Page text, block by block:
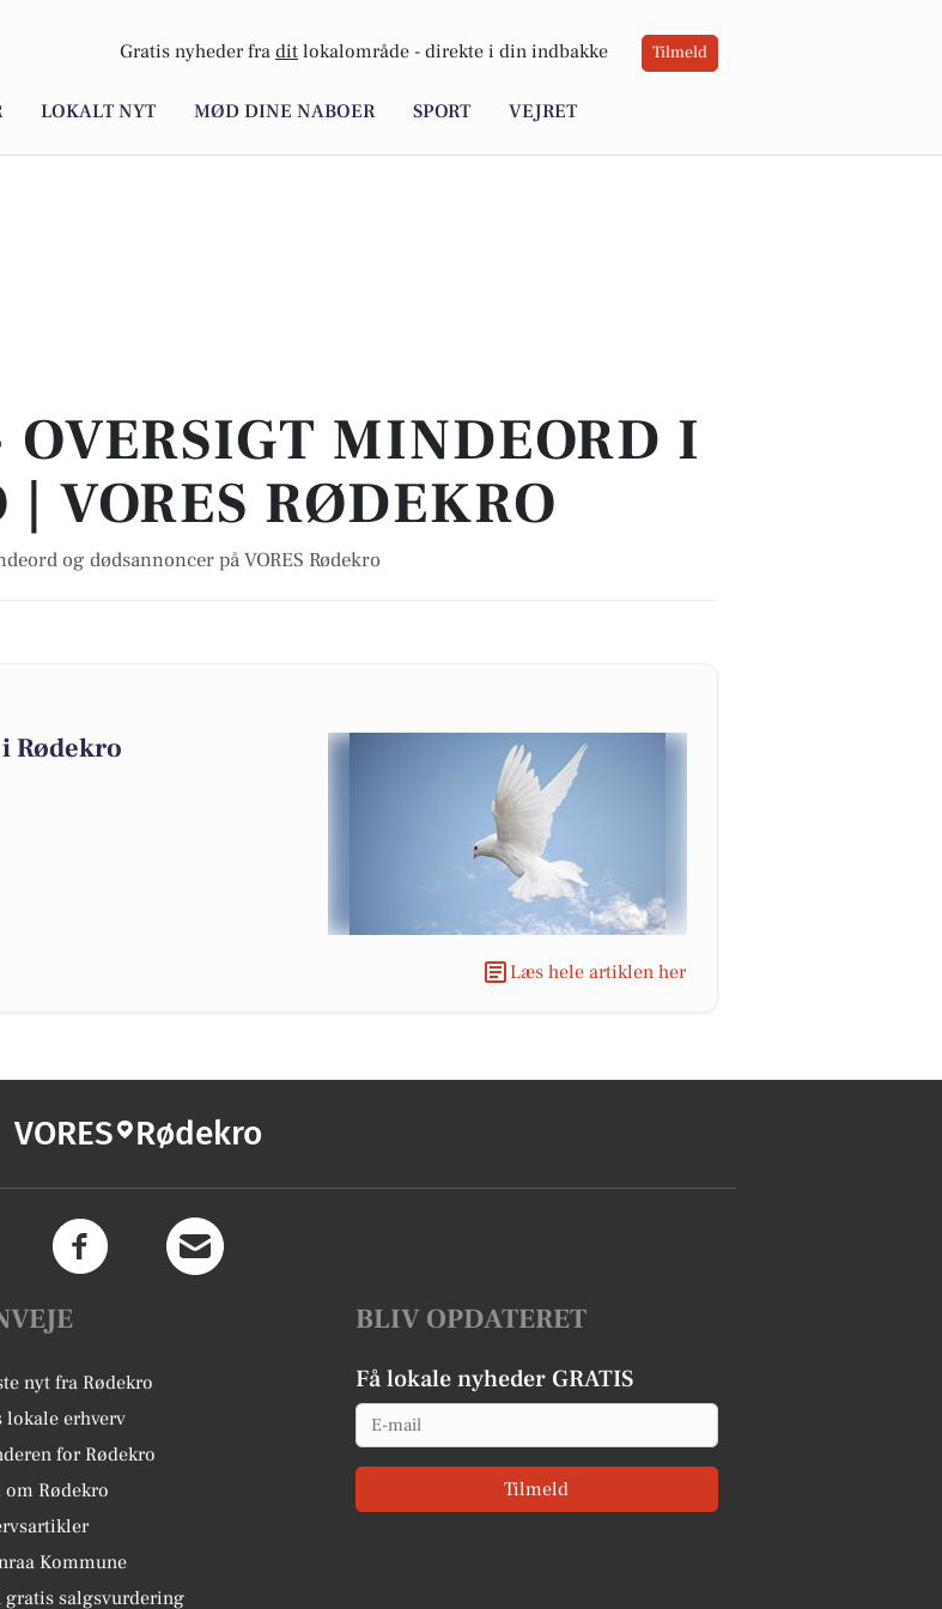
Gratis nyheder fra dit lokalområde - direkte i din indbakke Tilmeld
LOKALT NYT MØD DINE NABOER SPORT VEJRET
OVERSIGT MINDEORD I
VORES RØDEKRO
og dødsannoncer på VORES Rødekro
Rødekro
Læs hele artiklen her
VORES Rødekro
nyt fra Rødekro
lokale erhverv
for Rødekro
om Rødekro
Kommune
gratis salgsvurdering
BLIV OPDATERET
Få lokale nyheder GRATIS
Email
Tilmeld